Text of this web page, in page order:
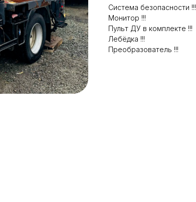
Система безопасности !!!
Монитор !!!
Пульт ДУ в комплекте !!!
Лебёдка !!!
Преобразователь !!!